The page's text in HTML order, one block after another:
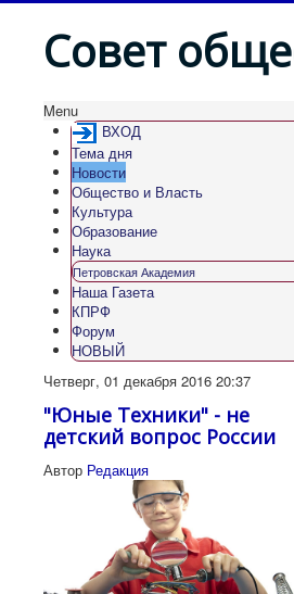
Совет
Menu
ВХОД
Тема дня
Новости
Общество и Власть
Культура
Образование
Наука
Петровская Академия
Наша Газета
КПРФ
Форум
НОВЫЙ
Четверг, 01 декабря 2016 20:37
"Юные Техники" - не
детский вопрос России
Автор Редакция